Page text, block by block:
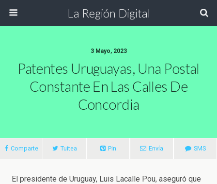
La Región Digital
3 Mayo, 2023
Patentes Uruguayas, Una Postal
Constante En Las Calles De
Concordia
Comparte Tuitea Pin Envía SMS
El presidente de Uruguay, Luis Lacalle Pou, aseguró que